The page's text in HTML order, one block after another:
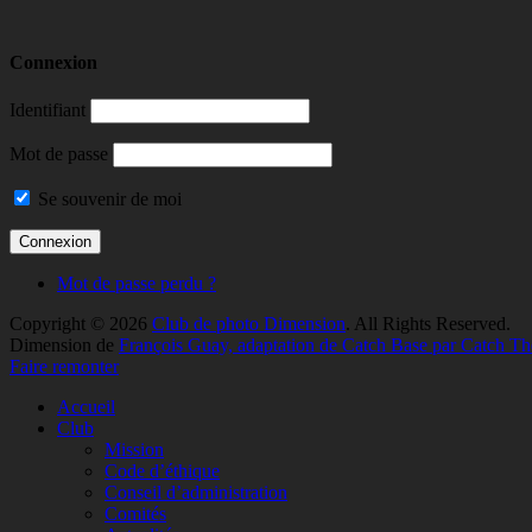
Connexion
Identifiant
Mot de passe
Se souvenir de moi
Mot de passe perdu ?
Copyright © 2026 Club de photo Dimension. All Rights Reserved.
Dimension de François Guay, adaptation de Catch Base par Catch
Faire remonter
Accueil
Club
Mission
Code d’éthique
Conseil d’administration
Comités